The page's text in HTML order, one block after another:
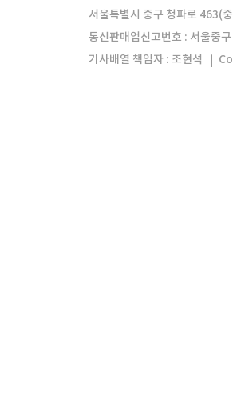
서울특별시 중구 청파로 463(
통신판매업신고번호 : 서울중
기사배열 책임자 : 조현석